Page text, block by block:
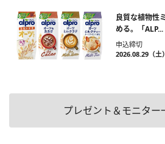
良質な植物性
める。「ALP...
申込締切
2026.08.29（土
プレゼント＆モニター